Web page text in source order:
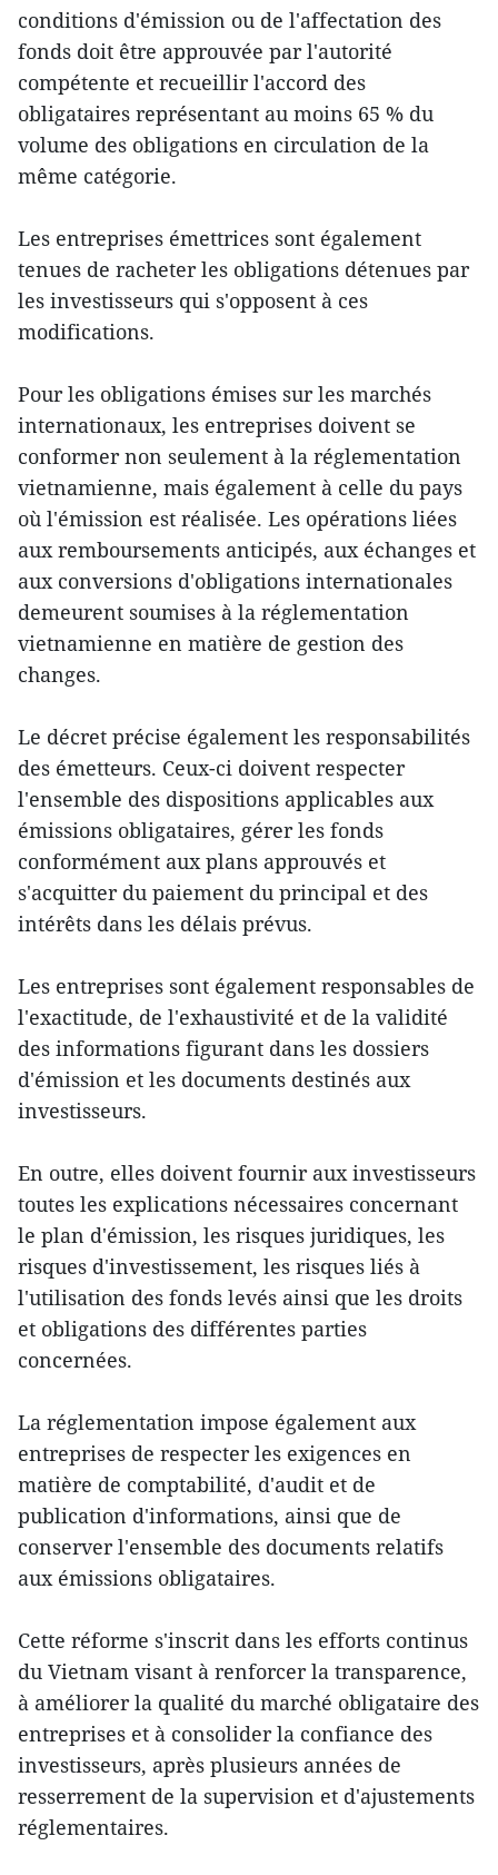
conditions d'émission ou de l'affectation des
fonds doit être approuvée par l'autorité
compétente et recueillir l'accord des
obligataires représentant au moins 65 % du
volume des obligations en circulation de la
même catégorie.
Les entreprises émettrices sont également
tenues de racheter les obligations détenues par
les investisseurs qui s'opposent à ces
modifications.
Pour les obligations émises sur les marchés
internationaux, les entreprises doivent se
conformer non seulement à la réglementation
vietnamienne, mais également à celle du pays
où l'émission est réalisée. Les opérations liées
aux remboursements anticipés, aux échanges et
aux conversions d'obligations internationales
demeurent soumises à la réglementation
vietnamienne en matière de gestion des
changes.
Le décret précise également les responsabilités
des émetteurs. Ceux-ci doivent respecter
l'ensemble des dispositions applicables aux
émissions obligataires, gérer les fonds
conformément aux plans approuvés et
s'acquitter du paiement du principal et des
intérêts dans les délais prévus.
Les entreprises sont également responsables de
l'exactitude, de l'exhaustivité et de la validité
des informations figurant dans les dossiers
d'émission et les documents destinés aux
investisseurs.
En outre, elles doivent fournir aux investisseurs
toutes les explications nécessaires concernant
le plan d'émission, les risques juridiques, les
risques d'investissement, les risques liés à
l'utilisation des fonds levés ainsi que les droits
et obligations des différentes parties
concernées.
La réglementation impose également aux
entreprises de respecter les exigences en
matière de comptabilité, d'audit et de
publication d'informations, ainsi que de
conserver l'ensemble des documents relatifs
aux émissions obligataires.
Cette réforme s'inscrit dans les efforts continus
du Vietnam visant à renforcer la transparence,
à améliorer la qualité du marché obligataire des
entreprises et à consolider la confiance des
investisseurs, après plusieurs années de
resserrement de la supervision et d'ajustements
réglementaires.